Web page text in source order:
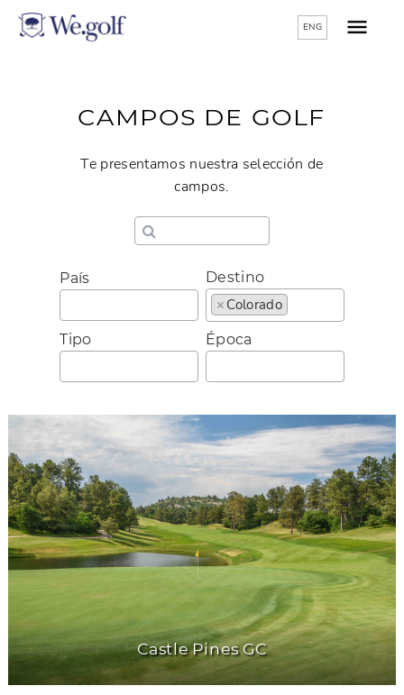
ENG
CAMPOS DE GOLF
Te presentamos nuestra selección de
campos.
País Destino
× Colorado
Tipo Época
Castle Pines GC